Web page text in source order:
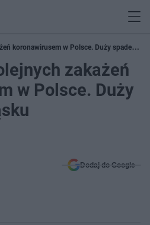
koronawirusem w Polsce. Duży spadek na
zakażeń
w Polsce. Duży
Dodaj do Google